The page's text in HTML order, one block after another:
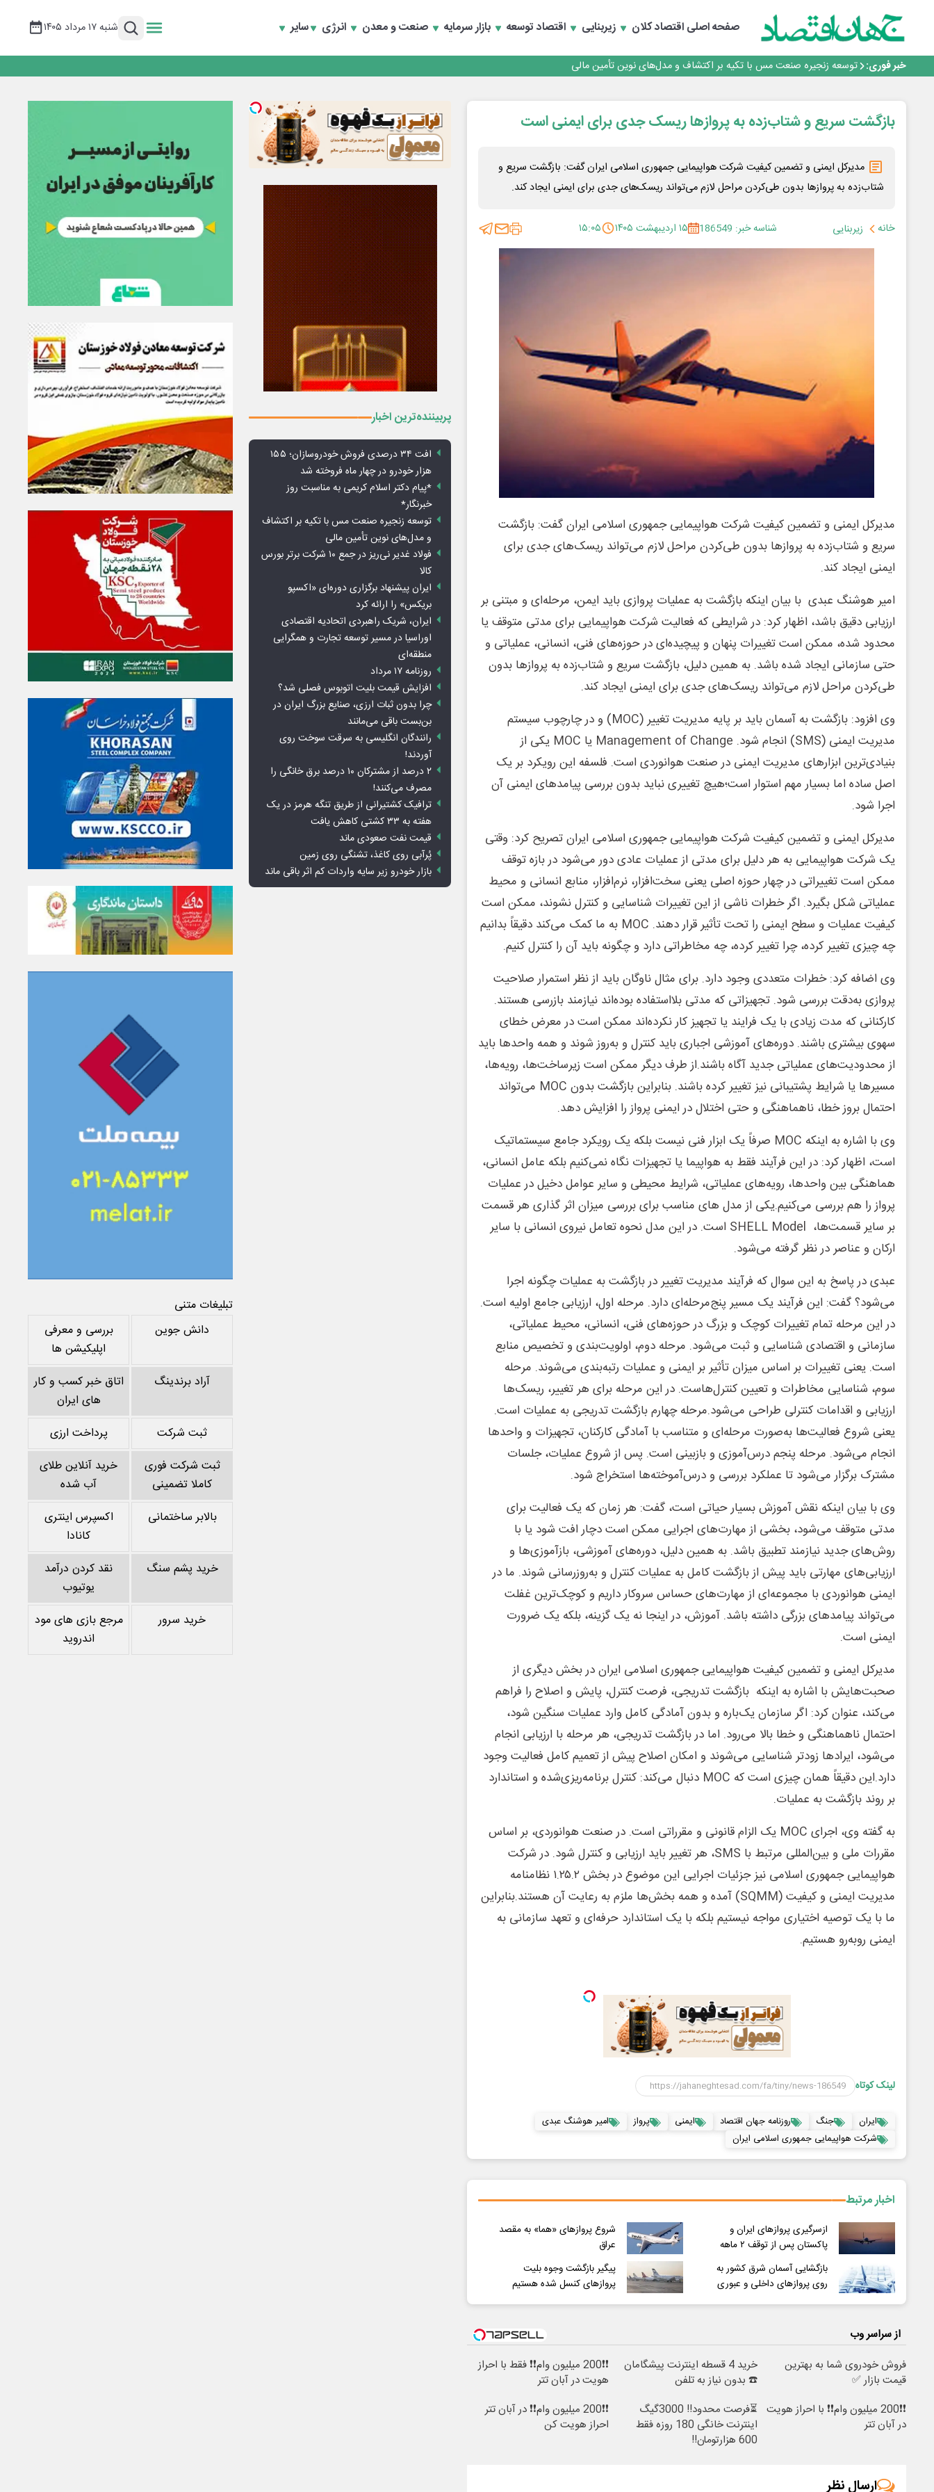
صفحه اصلیاقتصاد کلان زیربنایی اقتصاد توسعه بازار سرمایه صنعت و معدن انرژی سایر شنبه ۱۷ مرداد ۱۴۰۵
خبر فوری:
ایران پیشنهاد برگزاری دوره‌ای «اکسپو بریکس» را ارائه کرد
افت ۳۴ درصدی فروش خودروسازان؛ ۱۵۵ هزار خودرو در چهار ماه فروخته شد
توسعه زنجیره صنعت مس با تکیه بر اکتشاف و مدل‌های نوین تأمین مالی
فولاد غدیر نی‌ریز در جمع ۱۰ شرکت برتر بورس کالا
ایران پیشنهاد برگزاری دوره‌ای «اکسپو بریکس» را ارائه کرد
افت ۳۴ درصدی فروش خودروسازان؛ ۱۵۵ هزار خودرو در چهار ماه فروخته شد
*پیام دکتر اسلام کریمی به مناسبت روز خبرنگار*
بازگشت سریع و شتاب‌زده به پروازها ریسک جدی برای ایمنی است
مدیرکل ایمنی و تضمین کیفیت شرکت هواپیمایی جمهوری اسلامی ایران گفت: بازگشت سریع و
شتاب‌زده به پروازها بدون طی‌کردن مراحل لازم می‌تواند ریسک‌های جدی برای ایمنی ایجاد کند.
خانه زیربنایی شناسه خبر: 186549 ۱۵ اردیبهشت ۱۴۰۵ ۱۵:۰۵
مدیرکل ایمنی و تضمین کیفیت شرکت هواپیمایی جمهوری اسلامی ایران گفت: بازگشت
سریع و شتاب‌زده به پروازها بدون طی‌کردن مراحل لازم می‌تواند ریسک‌های جدی برای
ایمنی ایجاد کند.
امیر هوشنگ عبدی با بیان اینکه بازگشت به عملیات پروازی باید ایمن، مرحله‌ای و مبتنی بر
ارزیابی دقیق باشد، اظهار کرد: در شرایطی که فعالیت شرکت هواپیمایی برای مدتی متوقف یا
محدود شده، ممکن است تغییرات پنهان و پیچیده‌ای در حوزه‌های فنی، انسانی، عملیاتی و
حتی سازمانی ایجاد شده باشد. به همین دلیل، بازگشت سریع و شتاب‌زده به پروازها بدون
طی‌کردن مراحل لازم می‌تواند ریسک‌های جدی برای ایمنی ایجاد کند.
وی افزود: بازگشت به آسمان باید بر پایه مدیریت تغییر (MOC) و در چارچوب سیستم
مدیریت ایمنی (SMS) انجام شود. Management of Change یا MOC یکی از
بنیادی‌ترین ابزارهای مدیریت ایمنی در صنعت هوانوردی است. فلسفه این رویکرد بر یک
اصل ساده اما بسیار مهم استوار است؛هیچ تغییری نباید بدون بررسی پیامدهای ایمنی آن
اجرا شود.
مدیرکل ایمنی و تضمین کیفیت شرکت هواپیمایی جمهوری اسلامی ایران تصریح کرد: وقتی
یک شرکت هواپیمایی به هر دلیل برای مدتی از عملیات عادی دور می‌شود در بازه توقف
ممکن است تغییراتی در چهار حوزه اصلی یعنی سخت‌افزار، نرم‌افزار، منابع انسانی و محیط
عملیاتی شکل بگیرد. اگر خطرات ناشی از این تغییرات شناسایی و کنترل نشوند، ممکن است
کیفیت عملیات و سطح ایمنی را تحت تأثیر قرار دهند. MOC به ما کمک می‌کند دقیقاً بدانیم
چه چیزی تغییر کرده، چرا تغییر کرده، چه مخاطراتی دارد و چگونه باید آن را کنترل کنیم.
وی اضافه کرد: خطرات متعددی وجود دارد. برای مثال ناوگان باید از نظر استمرار صلاحیت
پروازی به‌دقت بررسی شود. تجهیزاتی که مدتی بلااستفاده بوده‌اند نیازمند بازرسی هستند.
کارکنانی که مدت زیادی با یک فرایند یا تجهیز کار نکرده‌اند ممکن است در معرض خطای
سهوی بیشتری باشند. دوره‌های آموزشی اجباری باید کنترل و به‌روز شوند و همه واحدها باید
از محدودیت‌های عملیاتی جدید آگاه باشند.از طرف دیگر ممکن است زیرساخت‌ها، رویه‌ها،
مسیرها یا شرایط پشتیبانی نیز تغییر کرده باشند. بنابراین بازگشت بدون MOC می‌تواند
احتمال بروز خطا، ناهماهنگی و حتی اختلال در ایمنی پرواز را افزایش دهد.
وی با اشاره به اینکه MOC صرفاً یک ابزار فنی نیست بلکه یک رویکرد جامع سیستماتیک
است، اظهار کرد: در این فرآیند فقط به هواپیما یا تجهیزات نگاه نمی‌کنیم بلکه عامل انسانی،
هماهنگی بین واحدها، رویه‌های عملیاتی، شرایط محیطی و سایر عوامل دخیل در عملیات
پرواز را هم بررسی می‌کنیم.یکی از مدل های مناسب برای بررسی میزان اثر گذاری هر قسمت
بر سایر قسمت‌ها، SHELL Model است. در این مدل نحوه تعامل نیروی انسانی با سایر
ارکان و عناصر در نظر گرفته می‌شود.
عبدی در پاسخ به این سوال که فرآیند مدیریت تغییر در بازگشت به عملیات چگونه اجرا
می‌شود؟ گفت: این فرآیند یک مسیر پنج‌مرحله‌ای دارد. مرحله اول، ارزیابی جامع اولیه است.
در این مرحله تمام تغییرات کوچک و بزرگ در حوزه‌های فنی، انسانی، محیط عملیاتی،
سازمانی و اقتصادی شناسایی و ثبت می‌شود. مرحله دوم، اولویت‌بندی و تخصیص منابع
است. یعنی تغییرات بر اساس میزان تأثیر بر ایمنی و عملیات رتبه‌بندی می‌شوند. مرحله
سوم، شناسایی مخاطرات و تعیین کنترل‌هاست. در این مرحله برای هر تغییر، ریسک‌ها
ارزیابی و اقدامات کنترلی طراحی می‌شود.مرحله چهارم بازگشت تدریجی به عملیات است.
یعنی شروع فعالیت‌ها به‌صورت مرحله‌ای و متناسب با آمادگی کارکنان، تجهیزات و واحدها
انجام می‌شود. مرحله پنجم درس‌آموزی و بازبینی است. پس از شروع عملیات، جلسات
مشترک برگزار می‌شود تا عملکرد بررسی و درس‌آموخته‌ها استخراج شود.
وی با بیان اینکه نقش آموزش بسیار حیاتی است، گفت: هر زمان که یک فعالیت برای
مدتی متوقف می‌شود، بخشی از مهارت‌های اجرایی ممکن است دچار افت شود یا با
روش‌های جدید نیازمند تطبیق باشد. به همین دلیل، دوره‌های آموزشی، بازآموزی‌ها و
ارزیابی‌های مهارتی باید پیش از بازگشت کامل به عملیات کنترل و به‌روزرسانی شوند. ما در
ایمنی هوانوردی با مجموعه‌ای از مهارت‌های حساس سروکار داریم و کوچک‌ترین غفلت
می‌تواند پیامدهای بزرگی داشته باشد. آموزش، در اینجا نه یک گزینه، بلکه یک ضرورت
ایمنی است.
مدیرکل ایمنی و تضمین کیفیت هواپیمایی جمهوری اسلامی ایران در بخش دیگری از
صحبت‌هایش با اشاره به اینکه بازگشت تدریجی، فرصت کنترل، پایش و اصلاح را فراهم
می‌کند، عنوان کرد: اگر سازمان یک‌باره و بدون آمادگی کامل وارد عملیات سنگین شود،
احتمال ناهماهنگی و خطا بالا می‌رود. اما در بازگشت تدریجی، هر مرحله با ارزیابی انجام
می‌شود، ایرادها زودتر شناسایی می‌شوند و امکان اصلاح پیش از تعمیم کامل فعالیت وجود
دارد.این دقیقاً همان چیزی است که MOC دنبال می‌کند: کنترل برنامه‌ریزی‌شده و استاندارد
بر روند بازگشت به عملیات.
به گفته وی، اجرای MOC یک الزام قانونی و مقرراتی است. در صنعت هوانوردی، بر اساس
مقررات ملی و بین‌المللی مرتبط با SMS، هر تغییر باید ارزیابی و کنترل شود. در شرکت
هواپیمایی جمهوری اسلامی نیز جزئیات اجرایی این موضوع در بخش ۱.۲۵.۲ نظامنامه
مدیریت ایمنی و کیفیت (SQMM) آمده و همه بخش‌ها ملزم به رعایت آن هستند.بنابراین
ما با یک توصیه اختیاری مواجه نیستیم بلکه با یک استاندارد حرفه‌ای و تعهد سازمانی به
ایمنی روبه‌رو هستیم.
لینک کوتاه
ایران جنگ روزنامه جهان اقتصاد ایمنی پرواز
امیر هوشنگ عبدی
شرکت هواپیمایی جمهوری اسلامی ایران
اخبار مرتبط
ازسرگیری پروازهای ایران و
پاکستان پس از توقف ۲ ماهه
شروع پروازهای «هما» به مقصد
عراق
بازگشایی آسمان شرق کشور به
روی پروازهای داخلی و عبوری
پیگیر بازگشت وجوه بلیت‌
پروازهای کنسل شده هستیم
از سراسر وب
فروش خودروی شما به بهترین
قیمت بازار ✅
خرید 4 قسطه اینترنت پیشگامان
☎️ بدون نیاز به تلفن
❗❗200 میلیون وام❗❗ فقط با احراز
هویت در آبان تتر
❗❗200 میلیون وام❗❗ با احراز هویت
در آبان تتر
⏳فرصت محدود!! 3000گیگ
اینترنت خانگی 180 روزه فقط
600 هزارتومان!!
❗❗200 میلیون وام❗❗ در آبان تتر
احراز هویت کن
ارسال نظر
پربیننده‌ترین اخبار
افت ۳۴ درصدی فروش خودروسازان؛ ۱۵۵
هزار خودرو در چهار ماه فروخته شد
*پیام دکتر اسلام کریمی به مناسبت روز
خبرنگار*
توسعه زنجیره صنعت مس با تکیه بر اکتشاف
و مدل‌های نوین تأمین مالی
فولاد غدیر نی‌ریز در جمع ۱۰ شرکت برتر بورس
کالا
ایران پیشنهاد برگزاری دوره‌ای «اکسپو
بریکس» را ارائه کرد
ایران، شریک راهبردی اتحادیه اقتصادی
اوراسیا در مسیر توسعه تجارت و همگرایی
منطقه‌ای
روزنامه ۱۷ مرداد
افزایش قیمت بلیت اتوبوس فصلی شد؟
چرا بدون ثبات ارزی، صنایع بزرگ ایران در
بن‌بست باقی می‌مانند
رانندگان انگلیسی به سرقت سوخت روی
آوردند!
۲ درصد از مشترکان ۱۰ درصد برق خانگی را
مصرف می‌کنند!
ترافیک کشتیرانی از طریق تنگه هرمز در یک
هفته به ۳۳ کشتی کاهش یافت
قیمت نفت صعودی ماند
پُرآبی روی کاغذ، تشنگی روی زمین
بازار خودرو زیر سایه واردات کم اثر باقی ماند
تبلیغات متنی
دانش جوین
بررسی و معرفی
اپلیکیشن ها
آراد برندینگ
اتاق خبر کسب و کار
های ایران
ثبت شرکت
پرداخت ارزی
ثبت شرکت فوری
کاملا تضمینی
خرید آنلاین طلای
آب شده
بالابر ساختمانی
اکسپرس اینتری
کانادا
خرید پشم سنگ
نقد کردن درآمد
یوتیوب
خرید سرور
مرجع بازی های مود
اندروید